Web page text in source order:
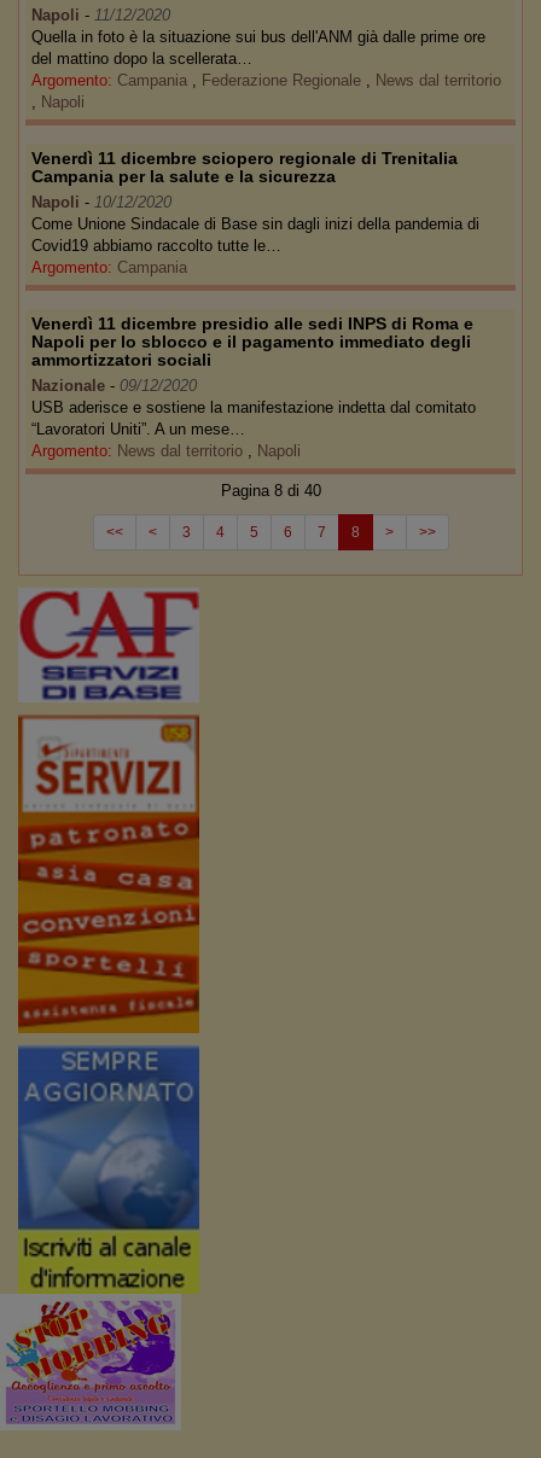
Napoli - 11/12/2020
Quella in foto è la situazione sui bus dell'ANM già dalle prime ore
del mattino dopo la scellerata…
Argomento: Campania , Federazione Regionale , News dal territorio
, Napoli
Venerdì 11 dicembre sciopero regionale di Trenitalia
Campania per la salute e la sicurezza
Napoli - 10/12/2020
Come Unione Sindacale di Base sin dagli inizi della pandemia di
Covid19 abbiamo raccolto tutte le…
Argomento: Campania
Venerdì 11 dicembre presidio alle sedi INPS di Roma e
Napoli per lo sblocco e il pagamento immediato degli
ammortizzatori sociali
Nazionale - 09/12/2020
USB aderisce e sostiene la manifestazione indetta dal comitato
“Lavoratori Uniti”. A un mese…
Argomento: News dal territorio , Napoli
Pagina 8 di 40
<< < 3 4 5 6 7 8 > >>